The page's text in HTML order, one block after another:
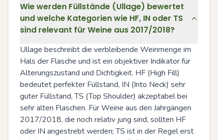
Wie werden Füllstände (Ullage) bewertet
und welche Kategorien wie HF, IN oder TS
sind relevant für Weine aus 2017/2018?
Ullage beschreibt die verbleibende Weinmenge im
Hals der Flasche und ist ein objektiver Indikator für
Alterungszustand und Dichtigkeit. HF (High Fill)
bedeutet perfekter Füllstand, IN (Into Neck) sehr
guter Füllstand, TS (Top Shoulder) akzeptabel bei
sehr alten Flaschen. Für Weine aus den Jahrgängen
2017/2018, die noch relativ jung sind, sollten HF
oder IN angestrebt werden; TS ist in der Regel erst